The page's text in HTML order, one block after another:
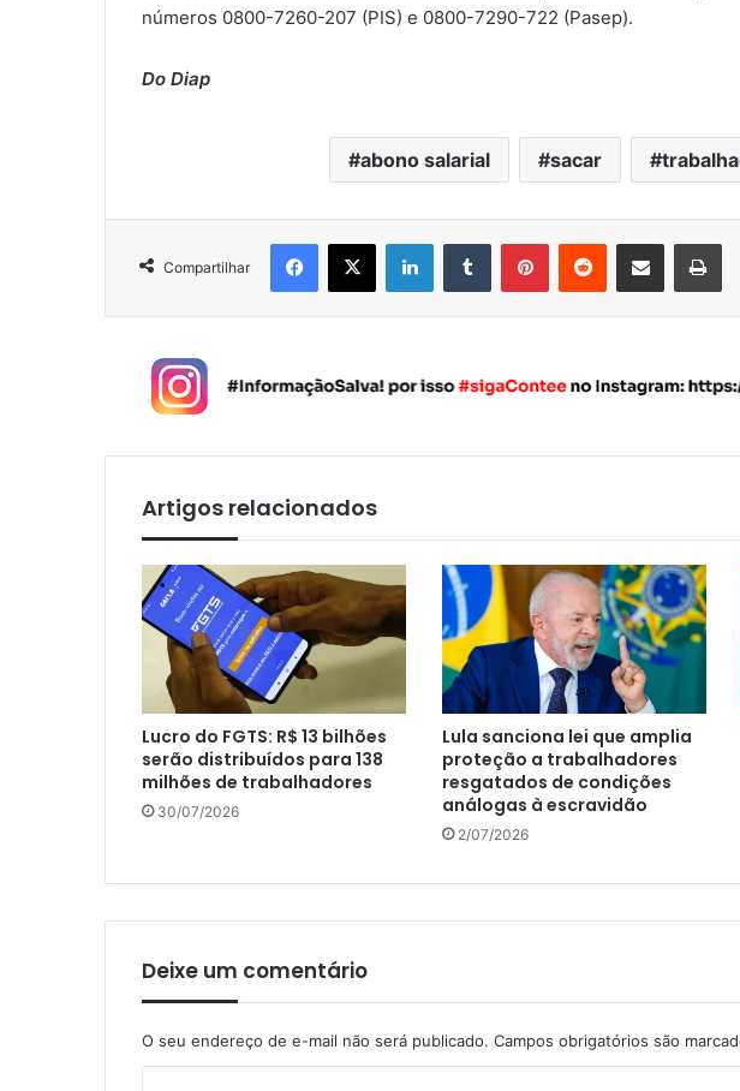
números 0800-7260-207 (PIS) e 0800-7290-722 (Pasep).
Do Diap
abono salarial sacar
Compartilhar
Artigos relacionados
Lucro do FGTS: R$ 13 bilhões
serão distribuídos para 138
milhões de trabalhadores
30/07/2026
Lula sanciona lei que amplia
proteção a trabalhadores
resgatados de condições
análogas à escravidão
2/07/2026
Deixe um comentário
O seu endereço de e-mail não será publicado. Campos obrigatórios são